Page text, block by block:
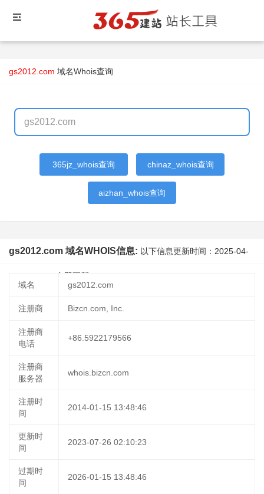
gs2012.com 域名Whois查询
365jz_whois查询 chinaz_whois查询
aizhan_whois查询
gs2012.com 域名WHOIS信息: 以下信息更新时间： 2025-04-
立即更新
域名
gs2012.com
注册商 Bizcn.com, Inc.
注册商
电话
+86.5922179566
注册商
服务器
whois.bizcn.com
注册时
间
2014-01-15 13:48:46
更新时
间
2023-07-26 02:10:23
过期时
间
2026-01-15 13:48:46